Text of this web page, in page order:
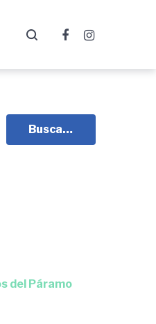
Buscador
del Páramo